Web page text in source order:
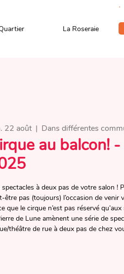
La Roseraie
22 août
  |
Dans différentes
au balcon!
spectacles à deux pas de votre salon !​
être pas (toujours) l’occasion de venir
que le cirque n’est pas réservé
de Lune amènent une série de
théâtre de rue à deux pas de chez